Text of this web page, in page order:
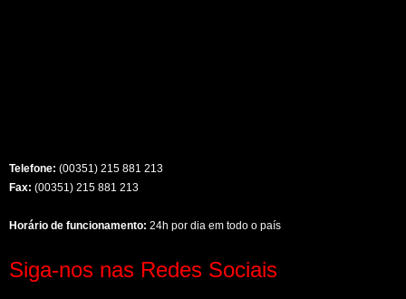
Telefone: (00351) 215 881 213
Fax: (00351) 215 881 213
Horário de funcionamento: 24h por dia em todo o país
Siga-nos nas Redes Sociais